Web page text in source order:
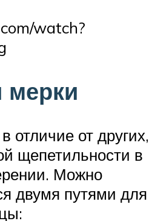
watch?
отличие от других,
щепетильности в
Можно
двумя путями для